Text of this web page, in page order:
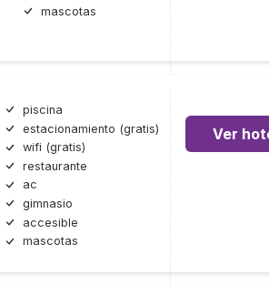
mascotas
piscina
estacionamiento (gratis)
wifi (gratis)
restaurante
ac
gimnasio
accesible
mascotas
Ver